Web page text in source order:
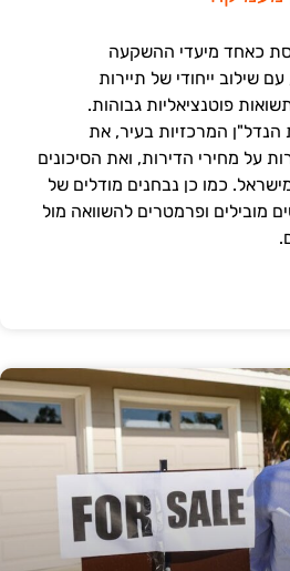
כאחד מיעדי ההשקעה
לשנת 2026, עם שילוב ייחודי של תיירות
פוטנציאליות גבוהות.
המרכזיות בעיר, את
על מחירי הדירות, ואת הסיכונים
כמו כן נבחנים מודלים של
מובילים ופרמטרים להשוואה מול